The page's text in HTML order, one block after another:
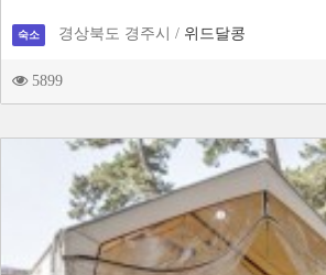
숙소 경상북도 경주시 / 위드달콩
5899